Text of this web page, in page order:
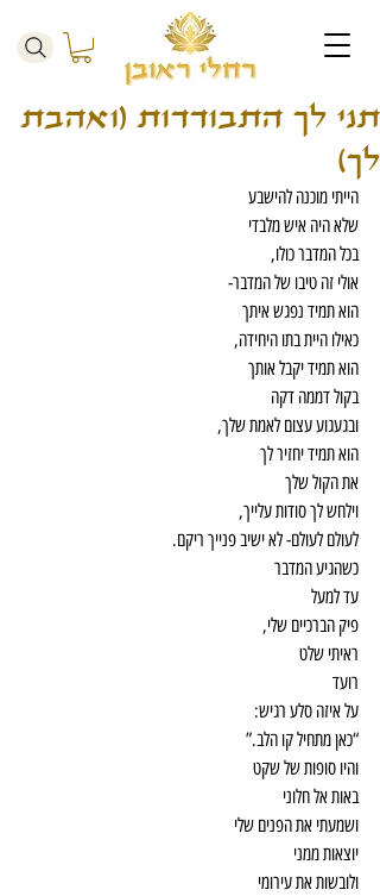
תני לך התבודדות (ואהבת
לך)
הייתי מוכנה להישבע
שלא היה איש מלבדי
בכל המדבר כולו,
אולי זה טיבו של המדבר-
הוא תמיד נפגש איתך
כאילו היית בתו היחידה,
הוא תמיד יקבל אותך
בקול דממה דקה
ובגעגוע עצום לאמת שלך,
הוא תמיד יחזיר לך
את הקול שלך
וילחש לך סודות עלייך,
לעולם לעולם- לא ישיב פנייך ריקם.
כשהגיע המדבר
עד למעל
פיק הברכיים שלי,
ראיתי שלט
רועד
על איזה סלע רגיש:
“כאן מתחיל קו הלב.”
והיו סופות של שקט
באות אל חלוני
ושמעתי את הפנים שלי
יוצאות ממני
ולובשות את עירומי